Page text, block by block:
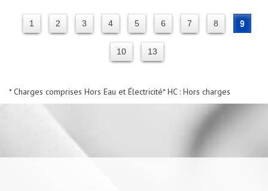
1 2 3 4 5 6 7 8 9
10 13
* Charges comprises Hors Eau et Électricité* HC : Hors charges